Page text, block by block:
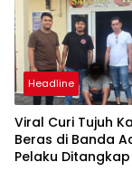
Headline
Viral Curi Tujuh
Beras di Banda
Pelaku
Berita